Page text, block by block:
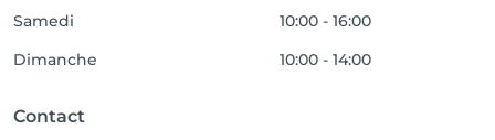
Samedi
10:00 - 16:00
Dimanche
10:00 - 14:00
Contact